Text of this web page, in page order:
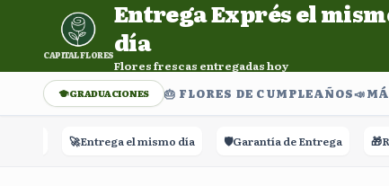
Entrega Exprés el mismo día. Flores frescas entregadas
CAPITAL FLORES
Entrega Exprés el
día
Flores frescas entregadas hoy
GRADUACIONES 🎂 FLORES DE CUMPLEAÑOS
Entrega el mismo día 🛡️ Garantía de Entrega 🎁